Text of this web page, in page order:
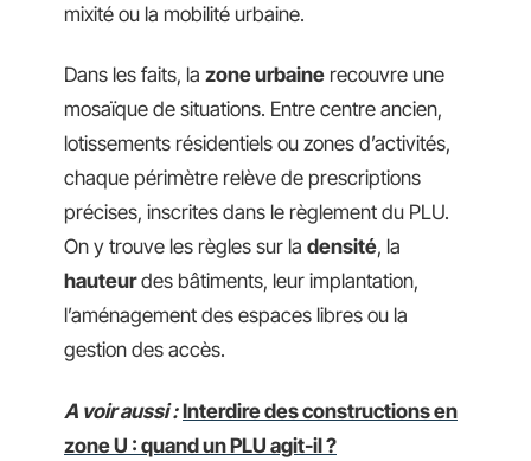
mixité ou la mobilité urbaine.
Dans les faits, la zone urbaine recouvre une
mosaïque de situations. Entre centre ancien,
lotissements résidentiels ou zones d’activités,
chaque périmètre relève de prescriptions
précises, inscrites dans le règlement du PLU.
On y trouve les règles sur la densité, la
hauteurdes bâtiments, leur implantation,
l’aménagement des espaces libres ou la
gestion des accès.
A voir aussi : Interdire des constructions en
zone U : quand un PLU agit-il ?